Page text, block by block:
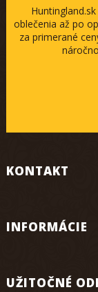
oblečenia až po
za primerané
KONTAKT
INFORMÁCIE
UŽITOČNÉ